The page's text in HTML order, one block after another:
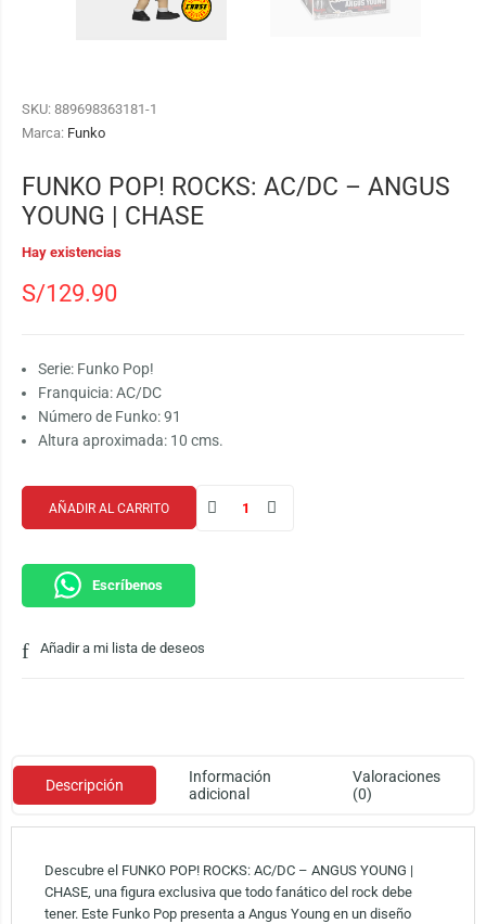
SKU: 889698363181-1
Marca: Funko
FUNKO POP! ROCKS: AC/DC – ANGUS
YOUNG | CHASE
Hay existencias
S/129.90
Serie: Funko Pop!
Franquicia: AC/DC
Número de Funko: 91
Altura aproximada: 10 cms.
AÑADIR AL CARRITO
Escríbenos
Añadir a mi lista de deseos
Descripción
Información
adicional
Valoraciones
(0)
Descubre el FUNKO POP! ROCKS: AC/DC – ANGUS YOUNG |
CHASE, una figura exclusiva que todo fanático del rock debe
tener. Este Funko Pop presenta a Angus Young en un diseño